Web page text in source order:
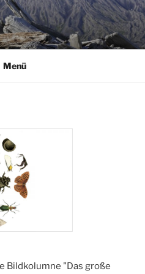
Menü
Bildkolumne "Das große